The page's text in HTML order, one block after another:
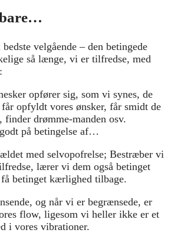
velgående – den betingede
så længe, vi er tilfredse, med
opfører sig, som vi synes, de
opfyldt vores ønsker, får smidt de
drømme-manden osv.
på betingelse af…
med selvopofrelse; Bestræber vi
lærer vi dem også betinget
betinget kærlighed tilbage.
og når vi er begrænsede, er
flow, ligesom vi heller ikke er et
i vores vibrationer.